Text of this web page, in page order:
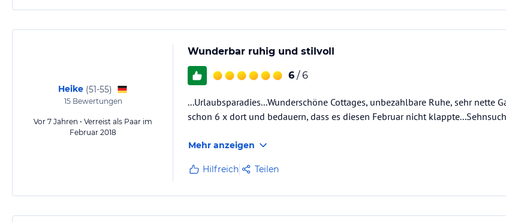
Heike (51-55)
15Bewertungen
Vor 7 Jahren • Verreist als Paar im
Februar 2018
Wunderbar ruhig und stilvoll
6 / 6
...Urlaubsparadies...Wunderschöne Cottages, unbezahlbare Ruhe, sehr nette
schon 6 x dort und bedauern, dass es diesen Februar nicht
Mehr anzeigen
Hilfreich Teilen